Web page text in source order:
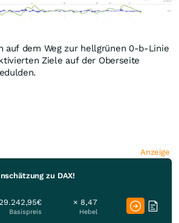
auf dem Weg zur hellgrünen 0-b-Linie
Ziele auf der Oberseite
Anzeige
zu DAX!
29.242,95€
Basispreis
× 8,47
Hebel